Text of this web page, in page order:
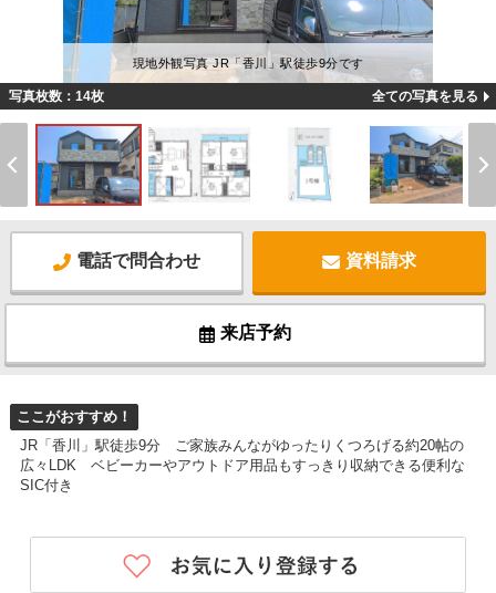
現地外観写真 JR「香川」駅徒歩9分です
写真枚数：14枚 全ての写真を見る
電話で問合わせ 資料請求
来店予約
ここがおすすめ！
JR「香川」駅徒歩9分 ご家族みんながゆったりくつろげる約20帖の
広々LDK ベビーカーやアウトドア用品もすっきり収納できる便利な
SIC付き